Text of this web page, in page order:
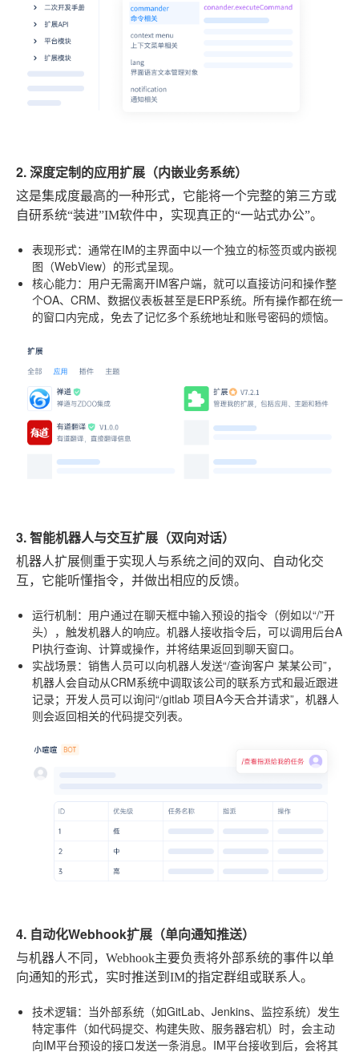
2. 深度定制的应用扩展（内嵌业务系统）
这是集成度最高的一种形式，它能将一个完整的第三方或
自研系统“装进”IM软件中，实现真正的“一站式办公”。
表现形式：通常在IM的主界面中以一个独立的标签页或内嵌视
图（WebView）的形式呈现。
核心能力：用户无需离开IM客户端，就可以直接访问和操作整
个OA、CRM、数据仪表板甚至是ERP系统。所有操作都在统一
的窗口内完成，免去了记忆多个系统地址和账号密码的烦恼。
3. 智能机器人与交互扩展（双向对话）
机器人扩展侧重于实现人与系统之间的双向、自动化交
互，它能听懂指令，并做出相应的反馈。
运行机制：用户通过在聊天框中输入预设的指令（例如以“/”开
头），触发机器人的响应。机器人接收指令后，可以调用后台A
PI执行查询、计算或操作，并将结果返回到聊天窗口。
实战场景：销售人员可以向机器人发送“/查询客户 某某公司”，
机器人会自动从CRM系统中调取该公司的联系方式和最近跟进
记录；开发人员可以询问“/gitlab 项目A今天合并请求”，机器人
则会返回相关的代码提交列表。
4. 自动化Webhook扩展（单向通知推送）
与机器人不同，Webhook主要负责将外部系统的事件以单
向通知的形式，实时推送到IM的指定群组或联系人。
技术逻辑：当外部系统（如GitLab、Jenkins、监控系统）发生
特定事件（如代码提交、构建失败、服务器宕机）时，会主动
向IM平台预设的接口发送一条消息。IM平台接收到后，会将其